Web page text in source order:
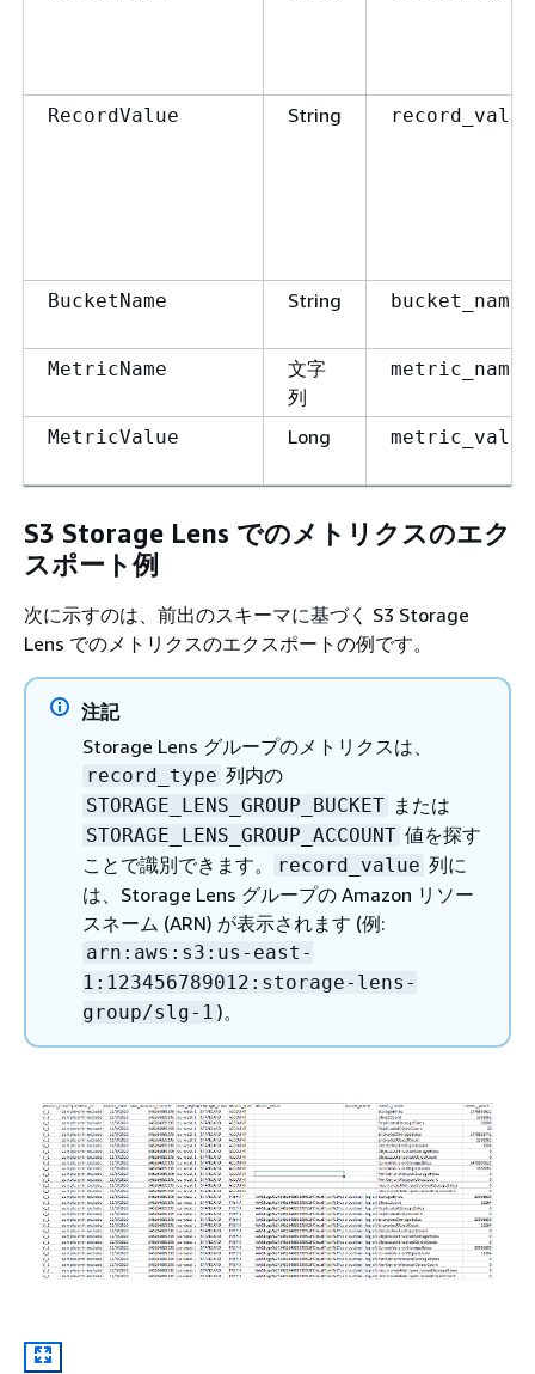
RecordValue String record_value
BucketName String bucket_name
MetricName
文字
列
metric_name
MetricValue Long metric_value
S3 Storage Lens でのメトリクスのエク
スポート例
次に示すのは、前出のスキーマに基づく S3 Storage
Lens でのメトリクスのエクスポートの例です。
注記
Storage Lens グループのメトリクスは、
record_type 列内の
STORAGE_LENS_GROUP_BUCKET または
STORAGE_LENS_GROUP_ACCOUNT 値を探す
ことで識別できます。
record_value 列に
は、Storage Lens グループの Amazon リソー
スネーム (ARN) が表示されます (例:
arn:aws:s3:us-east-
1:123456789012:storage-lens-
group/slg-1 )。